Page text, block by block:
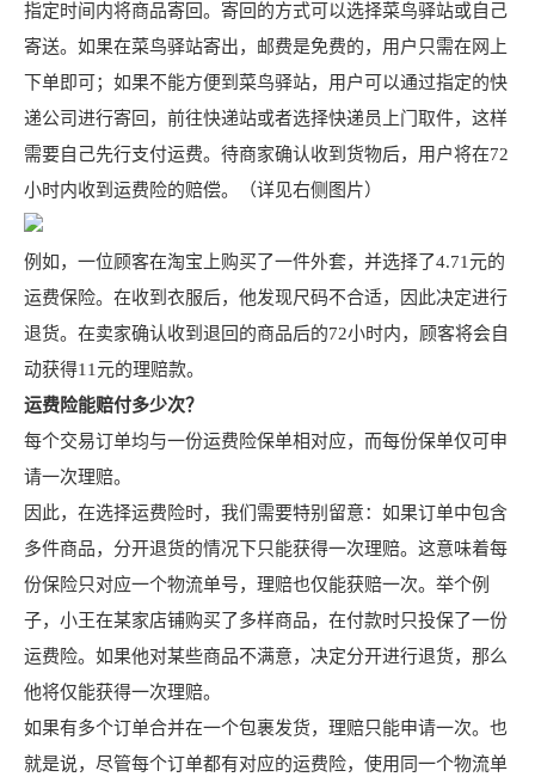
指定时间内将商品寄回。寄回的方式可以选择菜鸟驿站或自己
寄送。如果在菜鸟驿站寄出，邮费是免费的，用户只需在网上
下单即可；如果不能方便到菜鸟驿站，用户可以通过指定的快
递公司进行寄回，前往快递站或者选择快递员上门取件，这样
需要自己先行支付运费。待商家确认收到货物后，用户将在72
小时内收到运费险的赔偿。（详见右侧图片）
例如，一位顾客在淘宝上购买了一件外套，并选择了4.71元的
运费保险。在收到衣服后，他发现尺码不合适，因此决定进行
退货。在卖家确认收到退回的商品后的72小时内，顾客将会自
动获得11元的理赔款。
运费险能赔付多少次？
每个交易订单均与一份运费险保单相对应，而每份保单仅可申
请一次理赔。
因此，在选择运费险时，我们需要特别留意：如果订单中包含
多件商品，分开退货的情况下只能获得一次理赔。这意味着每
份保险只对应一个物流单号，理赔也仅能获赔一次。举个例
子，小王在某家店铺购买了多样商品，在付款时只投保了一份
运费险。如果他对某些商品不满意，决定分开进行退货，那么
他将仅能获得一次理赔。
如果有多个订单合并在一个包裹发货，理赔只能申请一次。也
就是说，尽管每个订单都有对应的运费险，使用同一个物流单